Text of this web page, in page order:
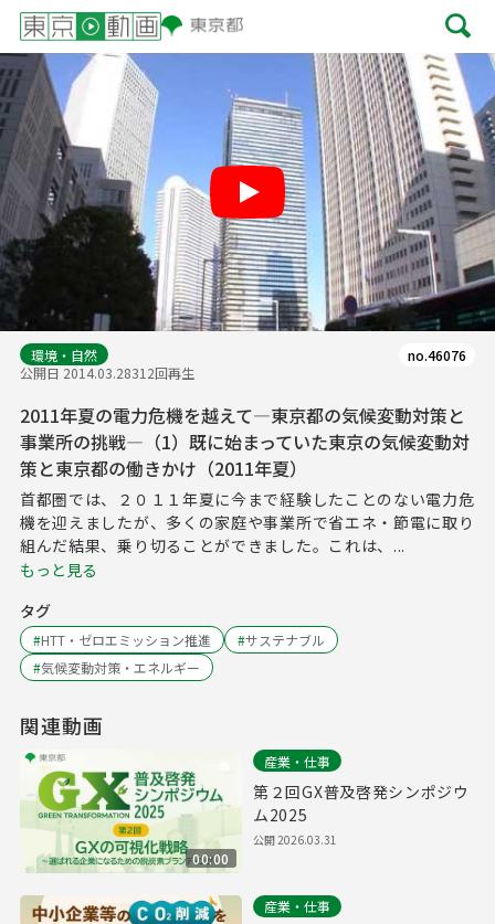
Play
環境・自然
公開日 2014.03.28312回再生
no.46076
2011年夏の電力危機を越えて―東京都の気候変動対策と
事業所の挑戦―（1）既に始まっていた東京の気候変動対
策と東京都の働きかけ（2011年夏）
首都圏では、２０１１年夏に今まで経験したことのない電力危
機を迎えましたが、多くの家庭や事業所で省エネ・節電に取り
組んだ結果、乗り切ることができました。これは、...
もっと見る
タグ
#HTT・ゼロエミッション推進 #サステナブル
#気候変動対策・エネルギー
関連動画
00:00
産業・仕事
第２回GX普及啓発シンポジウ
ム2025
公開2026.03.31
産業・仕事